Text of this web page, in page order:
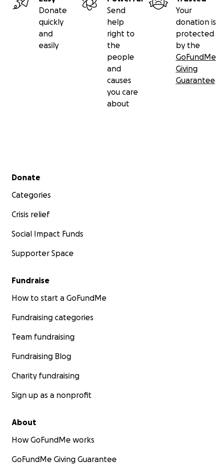
Donate
quickly
and
easily
Send
help
right to
the
people
and
causes
you care
about
Your
donation is
protected
by the
GoFundMe
Giving
Guarantee
Secondary menu
Donate
Categories
Crisis relief
Social Impact Funds
Supporter Space
Fundraise
How to start a GoFundMe
Fundraising categories
Team fundraising
Fundraising Blog
Charity fundraising
Sign up as a nonprofit
About
How GoFundMe works
GoFundMe Giving Guarantee